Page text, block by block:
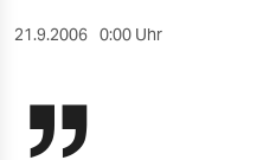
kultur
berlin
21.9.2006 0:00 Uhr
